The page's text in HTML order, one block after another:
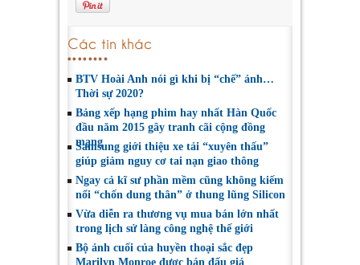
Các tin khác
BTV Hoài Anh nói gì khi bị “chế” ảnh…
Thời sự 2020?
Bảng xếp hạng phim hay nhất Hàn Quốc
đầu năm 2015 gây tranh cãi cộng đồng
mạng
Samsung giới thiệu xe tải “xuyên thấu”
giúp giảm nguy cơ tai nạn giao thông
Ngay cả kĩ sư phần mềm cũng không kiếm
nổi “chốn dung thân” ở thung lũng Silicon
Vừa diễn ra thương vụ mua bán lớn nhất
trong lịch sử làng công nghệ thế giới
Bộ ảnh cuối của huyền thoại sắc đẹp
Marilyn Monroe được bán đấu giá